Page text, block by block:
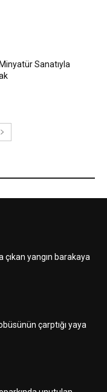
Sanatıyla
çıkan yangın barakaya
çarptığı yaya